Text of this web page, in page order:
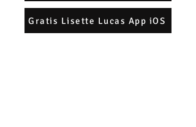
Gratis Lisette Lucas App iOS